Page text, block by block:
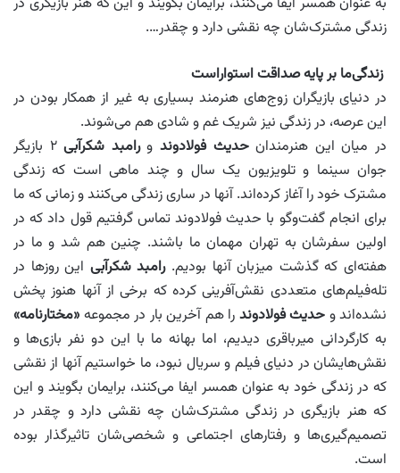
زندگی مشترک‌شان چه نقشی دارد و چقدر….
زندگی‌ما بر‌ پایه ‌صداقت استواراست
در دنیای بازیگران زوج‌های هنرمند بسیاری به غیر از همکار بودن در
این عرصه، در زندگی نیز شریک غم و شادی هم می‌شوند.
در میان این هنرمندانحدیث فولادوندورامبد شکرآبی
۲ بازیگر
جوان سینما و تلویزیون یک سال و چند ماهی است که زندگی
مشترک خود را آغاز کرده‌اند. آنها در ساری زندگی می‌کنند و زمانی که ما
برای انجام گفت‌و‌گو با حدیث فولادوند تماس گرفتیم قول داد که در
اولین سفرشان به تهران مهمان ما باشند. چنین هم شد و ما در
هفته‌ای که گذشت میزبان آنها بودیم. رامبد شکرآبی این روزها در
تله‌فیلم‌های متعددی نقش‌آفرینی کرده که برخی از آنها هنوز پخش
نشده‌اند و حدیث فولادوند را هم آخرین بار در مجموعه «مختارنامه»
به کارگردانی میرباقری دیدیم، اما بهانه ما با این دو نفر بازی‌ها و
نقش‌هایشان در دنیای فیلم و سریال نبود، ما ‌خواستیم آنها از نقشی
که در زندگی خود به عنوان همسر ایفا می‌کنند، برایمان بگویند و این
که هنر بازیگری در زندگی مشترک‌شان چه نقشی دارد و چقدر در
تصمیم‌گیری‌ها و رفتارهای اجتماعی و شخصی‌شان تاثیرگذار بوده
است.